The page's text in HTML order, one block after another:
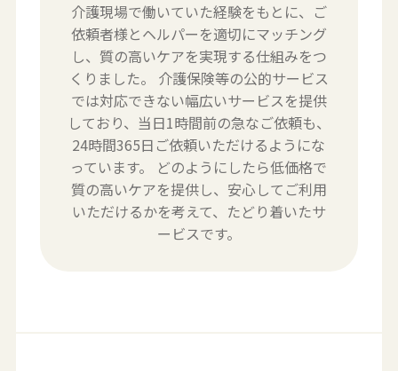
介護現場で働いていた経験をもとに、ご
依頼者様とヘルパーを適切にマッチング
し、質の高いケアを実現する仕組みをつ
くりました。
介護保険等の公的サービス
では対応できない幅広いサービスを提供
しており、当日1時間前の急なご依頼も、
24時間365日ご依頼いただけるようにな
っています。
どのようにしたら低価格で
質の高いケアを提供し、安心してご利用
いただけるかを考えて、たどり着いたサ
ービスです。